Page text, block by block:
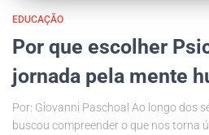
EDUCAÇÃO
Por que escolher
jornada pela mente
Por: Giovanni Paschoal Ao longo dos
buscou compreender o que nos torna